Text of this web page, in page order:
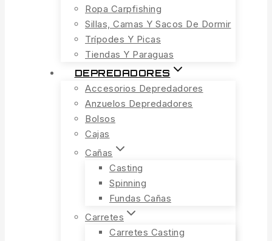
Ropa Carpfishing
Sillas, Camas Y Sacos De Dormir
Trípodes Y Picas
Tiendas Y Paraguas
DEPREDADORES
Accesorios Depredadores
Anzuelos Depredadores
Bolsos
Cajas
Cañas
Casting
Spinning
Fundas Cañas
Carretes
Carretes Casting